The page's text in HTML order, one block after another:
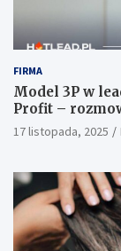
FIRMA
Model 3P w
Profit –
17 listopada, 2025